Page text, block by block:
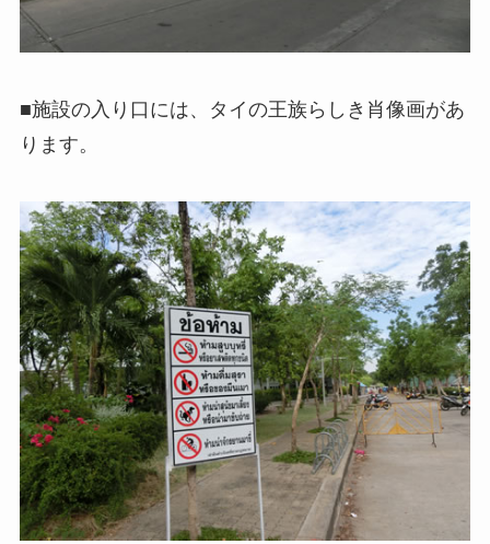
■施設の入り口には、タイの王族らしき肖像画があ
ります。